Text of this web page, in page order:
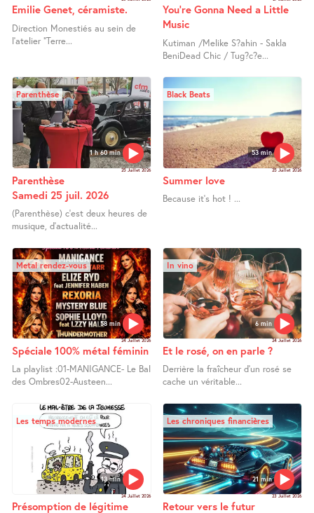
Emilie Genet, céramiste.
Direction Monestiés au sein de
l’atelier "Terre...
You’re Gonna Need a Little
Music
Kutiman /Melike S?ahin - Sakla
BeniDead Chic / Tug?c?e...
1 h 60 min
Parenthèse
25 Juillet 2026
Parenthèse
Samedi 25 juil. 2026
(Parenthèse) c’est deux heures de
musique, d’actualité...
53 min
Black Beats
25 Juillet 2026
Summer love
Because it’s hot ! ...
58 min
Metal rendez-vous
24 Juillet 2026
Spéciale 100% métal féminin
La playlist :01-MANIGANCE- Le Bal
des Ombres02-Austeen...
6 min
In vino
24 Juillet 2026
Et le rosé, on en parle ?
Derrière la fraîcheur d’un rosé se
cache un véritable...
13 min
Les temps modernes
24 Juillet 2026
Présomption de légitime
21 min
Les chroniques financières
23 Juillet 2026
Retour vers le futur